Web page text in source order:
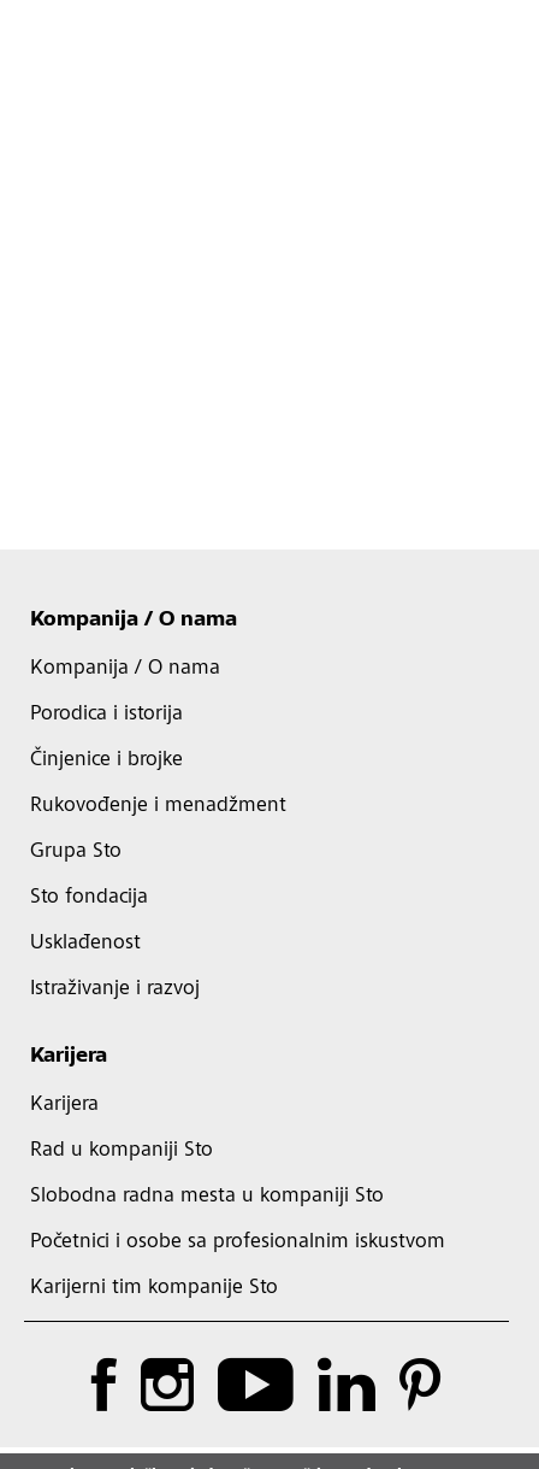
Kompanija / O nama
Kompanija / O nama
Porodica i istorija
Činjenice i brojke
Rukovođenje i menadžment
Grupa Sto
Sto fondacija
Usklađenost
Istraživanje i razvoj
Karijera
Karijera
Rad u kompaniji Sto
Slobodna radna mesta u kompaniji Sto
Početnici i osobe sa profesionalnim iskustvom
Karijerni tim kompanije Sto